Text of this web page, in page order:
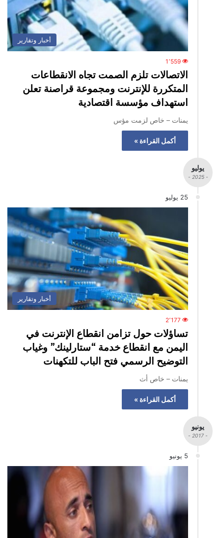
أخبار وتقارير
1٬559
الاتصالات تلزم الصمت تجاه الانقطاعات
المتكررة للإنترنت ومجموعة قراصنة تعلن
استهداف مؤسسة اقتصادية
يمنات – خاص لزمت مؤس
أكمل القراءة »
يوليو
- 2025 -
25 يوليو
أخبار وتقارير
2٬177
تساؤلات حول تزامن انقطاع الإنترنت في
اليمن مع انقطاع خدمة “ستارلينك” وغياب
التوضيح الرسمي فتح الباب للتكهنات
يمنات – خاص أث
أكمل القراءة »
يونيو
- 2017 -
5 يونيو